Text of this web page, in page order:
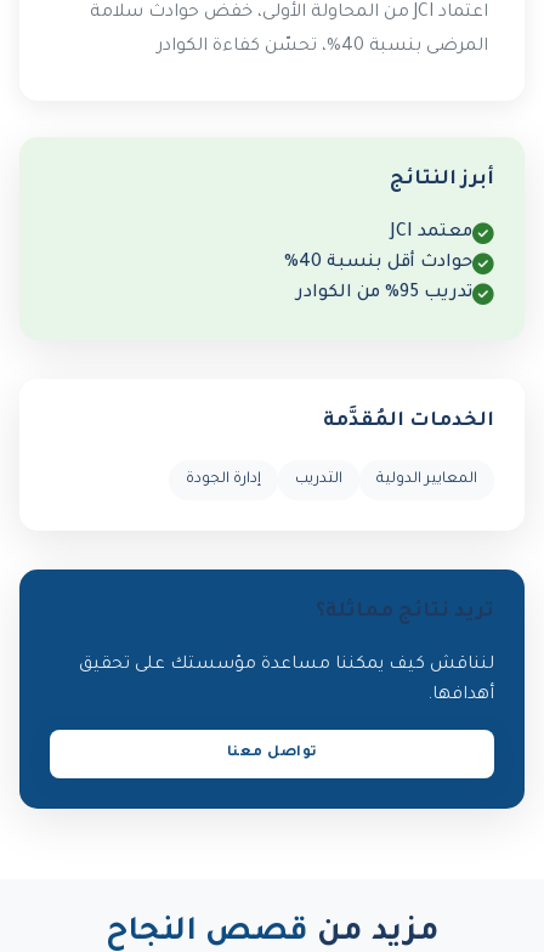
اعتماد JCI من المحاولة الأولى، خفض حوادث سلامة
المرضى بنسبة 40%، تحسّن كفاءة الكوادر
أبرز النتائج
معتمد JCI
حوادث أقل بنسبة 40%
تدريب 95% من الكوادر
الخدمات المُقدَّمة
المعايير الدولية التدريب إدارة الجودة
تريد نتائج مماثلة؟
لنناقش كيف يمكننا مساعدة مؤسستك على تحقيق
أهدافها.
تواصل معنا
مزيد من قصص النجاح